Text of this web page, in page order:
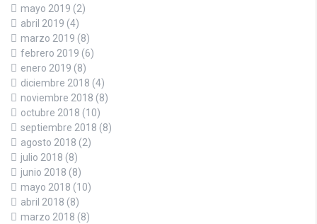
mayo 2019 (2)
abril 2019 (4)
marzo 2019 (8)
febrero 2019 (6)
enero 2019 (8)
diciembre 2018 (4)
noviembre 2018 (8)
octubre 2018 (10)
septiembre 2018 (8)
agosto 2018 (2)
julio 2018 (8)
junio 2018 (8)
mayo 2018 (10)
abril 2018 (8)
marzo 2018 (8)